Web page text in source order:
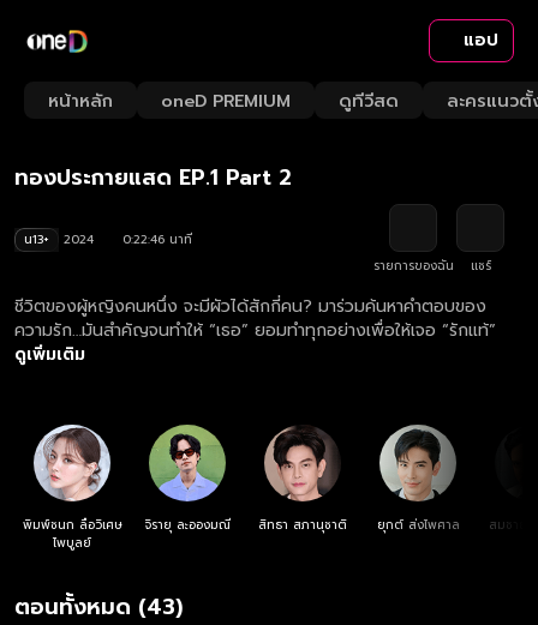
แอป
หน้าหลัก oneD PREMIUM ดูทีวีสด ละครแนวตั้
Loaded:
4.36%
Rate
ทองประกายแสด EP.1 Part 2
น13+ 2024
0:22:46 นาที
รายการของฉัน
แชร์
ชีวิตของผู้หญิงคนหนึ่ง จะมีผัวได้สักกี่คน? มาร่วมค้นหาคำตอบของ
ความรัก…มันสำคัญจนทำให้ “เธอ” ยอมทำทุกอย่างเพื่อให้เจอ “รักแท้”
ดูเพิ่มเติม
พิมพ์ชนก ลือวิเศษ
ไพบูลย์
จิรายุ ละอองมณี สิทธา สภานุชาติ ยุกต์ ส่งไพศาล สมชาย
ตอนทั้งหมด (43)